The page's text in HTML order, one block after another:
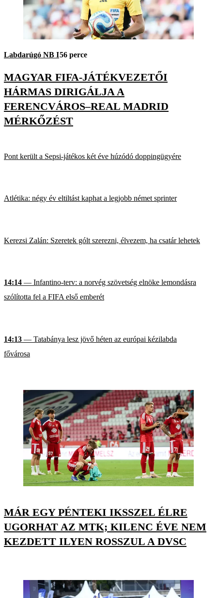
Labdarúgó NB I56 perce
MAGYAR FIFA-JÁTÉKVEZETŐI
HÁRMAS DIRIGÁLJA A
FERENCVÁROS–REAL MADRID
MÉRKŐZÉST
Pont került a Sepsi-játékos két éve húzódó doppingügyére
Atlétika: négy év eltiltást kaphat a legjobb német sprinter
Kerezsi Zalán: Szeretek gólt szerezni, élvezem, ha csatár lehetek
14:14 — Infantino-terv: a norvég szövetség elnöke lemondásra
szólította fel a FIFA első emberét
14:13 — Tatabánya lesz jövő héten az európai kézilabda
fővárosa
MÁR EGY PÉNTEKI IKSSZEL ÉLRE
UGORHAT AZ MTK; KILENC ÉVE NEM
KEZDETT ILYEN ROSSZUL A DVSC